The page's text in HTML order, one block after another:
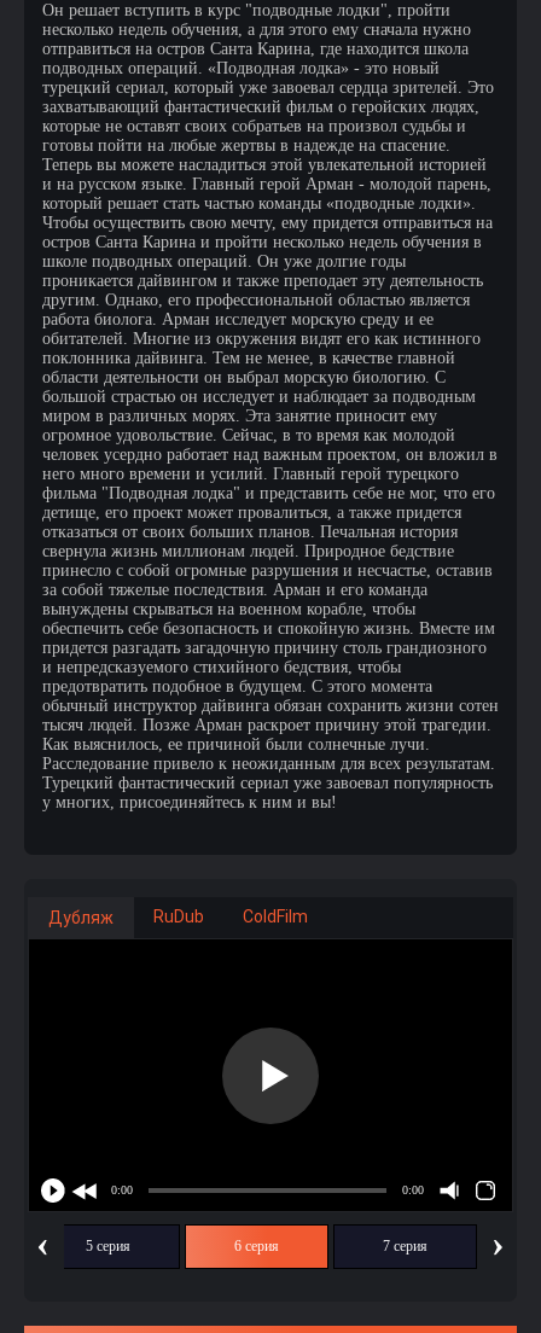
Он решает вступить в курс "подводные лодки", пройти
несколько недель обучения, а для этого ему сначала нужно
отправиться на остров Санта Карина, где находится школа
подводных операций. «Подводная лодка» - это новый
турецкий сериал, который уже завоевал сердца зрителей. Это
захватывающий фантастический фильм о геройских людях,
которые не оставят своих собратьев на произвол судьбы и
готовы пойти на любые жертвы в надежде на спасение.
Теперь вы можете насладиться этой увлекательной историей
и на русском языке. Главный герой Арман - молодой парень,
который решает стать частью команды «подводные лодки».
Чтобы осуществить свою мечту, ему придется отправиться на
остров Санта Карина и пройти несколько недель обучения в
школе подводных операций. Он уже долгие годы
проникается дайвингом и также преподает эту деятельность
другим. Однако, его профессиональной областью является
работа биолога. Арман исследует морскую среду и ее
обитателей. Многие из окружения видят его как истинного
поклонника дайвинга. Тем не менее, в качестве главной
области деятельности он выбрал морскую биологию. С
большой страстью он исследует и наблюдает за подводным
миром в различных морях. Эта занятие приносит ему
огромное удовольствие. Сейчас, в то время как молодой
человек усердно работает над важным проектом, он вложил в
него много времени и усилий. Главный герой турецкого
фильма "Подводная лодка" и представить себе не мог, что его
детище, его проект может провалиться, а также придется
отказаться от своих больших планов. Печальная история
свернула жизнь миллионам людей. Природное бедствие
принесло с собой огромные разрушения и несчастье, оставив
за собой тяжелые последствия. Арман и его команда
вынуждены скрываться на военном корабле, чтобы
обеспечить себе безопасность и спокойную жизнь. Вместе им
придется разгадать загадочную причину столь грандиозного
и непредсказуемого стихийного бедствия, чтобы
предотвратить подобное в будущем. С этого момента
обычный инструктор дайвинга обязан сохранить жизни сотен
тысяч людей. Позже Арман раскроет причину этой трагедии.
Как выяснилось, ее причиной были солнечные лучи.
Расследование привело к неожиданным для всех результатам.
Турецкий фантастический сериал уже завоевал популярность
у многих, присоединяйтесь к ним и вы!
Дубляж RuDub ColdFilm
‹ 5 серия 6 серия 7 серия ›